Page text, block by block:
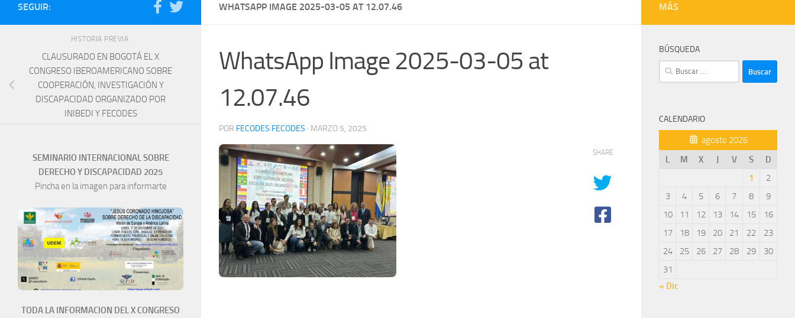
WHATSAPP IMAGE 2025-03-05 AT 12.07.46
WhatsApp Image 2025-03-05 at
12.07.46
POR FECODES FECODES · MARZO 5, 2025
SHARE
SEGUIR:
HISTORIA PREVIA
CLAUSURADO EN BOGOTÁ EL X
CONGRESO IBEROAMERICANO SOBRE
COOPERACIÓN, INVESTIGACIÓN Y
DISCAPACIDAD ORGANIZADO POR
INIBEDI Y FECODES
SEMINARIO INTERNACIONAL SOBRE
DERECHO Y DISCAPACIDAD 2025
Pincha en la imagen para informarte
TODA LA INFORMACION DEL X CONGRESO
MÁS
BÚSQUEDA
Buscar:
CALENDARIO
agosto 2026
L
M X J V S
D
1
2
3
4 5 6 7 8
9
10
11 12 13 14 15
16
17
18 19 20 21 22
23
24
25 26 27 28 29
30
31
« Dic